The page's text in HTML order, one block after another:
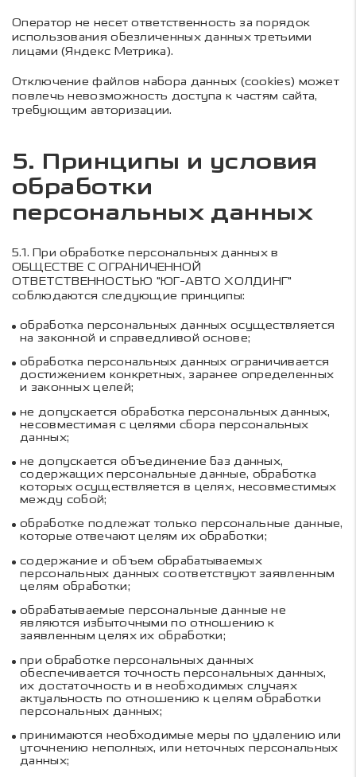
Оператор не несет ответственность за порядок
использования обезличенных данных третьими
лицами (Яндекс Метрика).
Отключение файлов набора данных (cookies) может
повлечь невозможность доступа к частям сайта,
требующим авторизации.
5. Принципы и условия
обработки
персональных данных
5.1. При обработке персональных данных в
ОБЩЕСТВЕ С ОГРАНИЧЕННОЙ
ОТВЕТСТВЕННОСТЬЮ "ЮГ-АВТО ХОЛДИНГ"
соблюдаются следующие принципы:
обработка персональных данных осуществляется
на законной и справедливой основе;
обработка персональных данных ограничивается
достижением конкретных, заранее определенных
и законных целей;
не допускается обработка персональных данных,
несовместимая с целями сбора персональных
данных;
не допускается объединение баз данных,
содержащих персональные данные, обработка
которых осуществляется в целях, несовместимых
между собой;
обработке подлежат только персональные данные,
которые отвечают целям их обработки;
содержание и объем обрабатываемых
персональных данных соответствуют заявленным
целям обработки;
обрабатываемые персональные данные не
являются избыточными по отношению к
заявленным целях их обработки;
при обработке персональных данных
обеспечивается точность персональных данных,
их достаточность и в необходимых случаях
актуальность по отношению к целям обработки
персональных данных;
принимаются необходимые меры по удалению или
уточнению неполных, или неточных персональных
данных;